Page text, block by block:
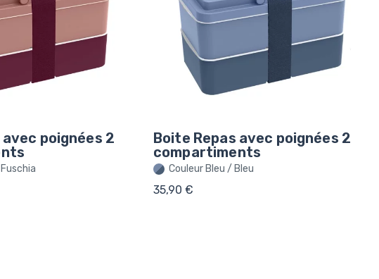
poignées 2
Boite Repas avec poignées 2
compartiments
Couleur Bleu / Bleu
35,90 €